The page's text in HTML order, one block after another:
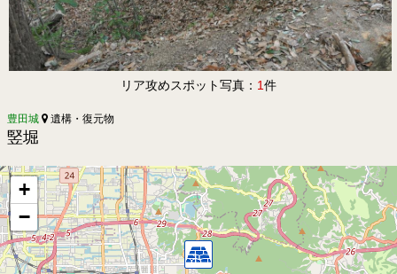
リア攻めスポット写真： 1件
豊田城 遺構・復元物
竪堀
+
−